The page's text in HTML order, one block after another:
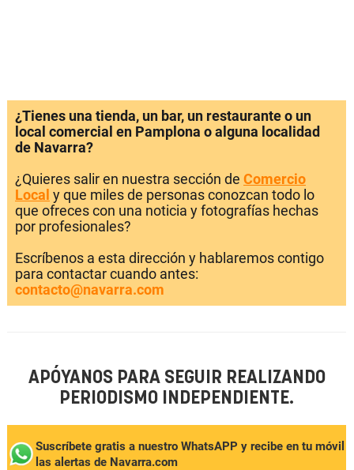
¿Tienes una tienda, un bar, un restaurante o un
local comercial en Pamplona o alguna localidad
de Navarra?
¿Quieres salir en nuestra sección de Comercio
Local y que miles de personas conozcan todo lo
que ofreces con una noticia y fotografías hechas
por profesionales?
Escríbenos a esta dirección y hablaremos contigo
para contactar cuando antes:
contacto@navarra.com
APÓYANOS PARA SEGUIR REALIZANDO
PERIODISMO INDEPENDIENTE.
Suscríbete gratis a nuestro WhatsAPP y recibe en tu móvil
las alertas de Navarra.com